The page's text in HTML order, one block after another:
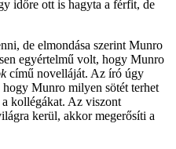
időre ott is hagyta a férfit, de
de elmondása szerint Munro
egyértelmű volt, hogy Munro
című novelláját. Az író úgy
Munro milyen sötét terhet
a kollégákat. Az viszont
kerül, akkor megerősíti a